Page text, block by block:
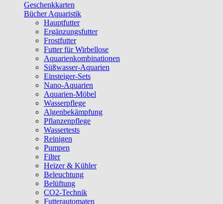
Geschenkkarten
Bücher Aquaristik
Hauptfutter
Ergänzungsfutter
Frostfutter
Futter für Wirbellose
Aquarienkombinationen
Süßwasser-Aquarien
Einsteiger-Sets
Nano-Aquarien
Aquarien-Möbel
Wasserpflege
Algenbekämpfung
Pflanzenpflege
Wassertests
Reinigen
Pumpen
Filter
Heizer & Kühler
Beleuchtung
Belüftung
CO2-Technik
Futterautomaten